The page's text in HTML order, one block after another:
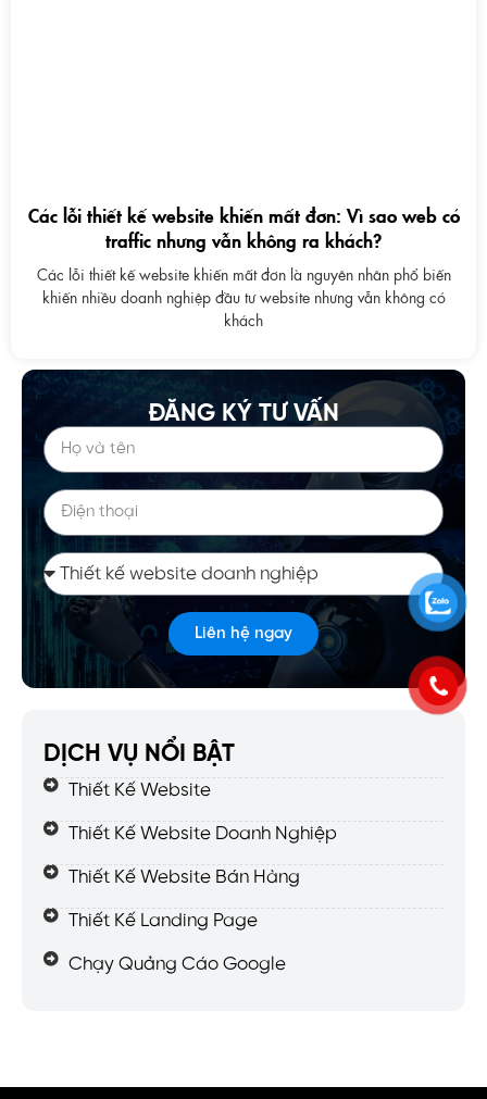
Các lỗi thiết kế website khiến mất đơn: Vì sao web có
traffic nhưng vẫn không ra khách?
Các lỗi thiết kế website khiến mất đơn là nguyên nhân phổ biến
khiến nhiều doanh nghiệp đầu tư website nhưng vẫn không có
khách
ĐĂNG KÝ TƯ VẤN
Liên hệ ngay
DỊCH VỤ NỔI BẬT
Thiết Kế Website
Thiết Kế Website Doanh Nghiệp
Thiết Kế Website Bán Hàng
Thiết Kế Landing Page
Chạy Quảng Cáo Google